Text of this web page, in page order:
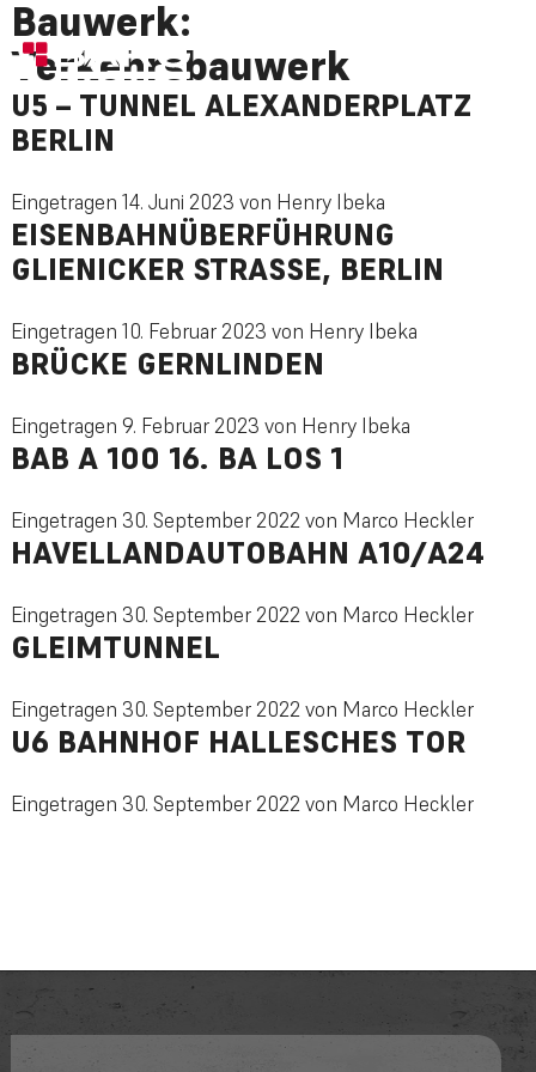
Bauwerk:
Verkehrsbauwerk
U5 – TUNNEL ALEXANDERPLATZ
BERLIN
Eingetragen 14. Juni 2023 von Henry Ibeka
EISENBAHNÜBERFÜHRUNG
GLIENICKER STRASSE, BERLIN
Eingetragen 10. Februar 2023 von Henry Ibeka
BRÜCKE GERNLINDEN
Eingetragen 9. Februar 2023 von Henry Ibeka
BAB A 100 16. BA LOS 1
Eingetragen 30. September 2022von Marco Heckler
HAVELLANDAUTOBAHN A10/A24
Eingetragen 30. September 2022von Marco Heckler
GLEIMTUNNEL
Eingetragen 30. September 2022von Marco Heckler
U6 BAHNHOF HALLESCHES TOR
Eingetragen 30. September 2022von Marco Heckler